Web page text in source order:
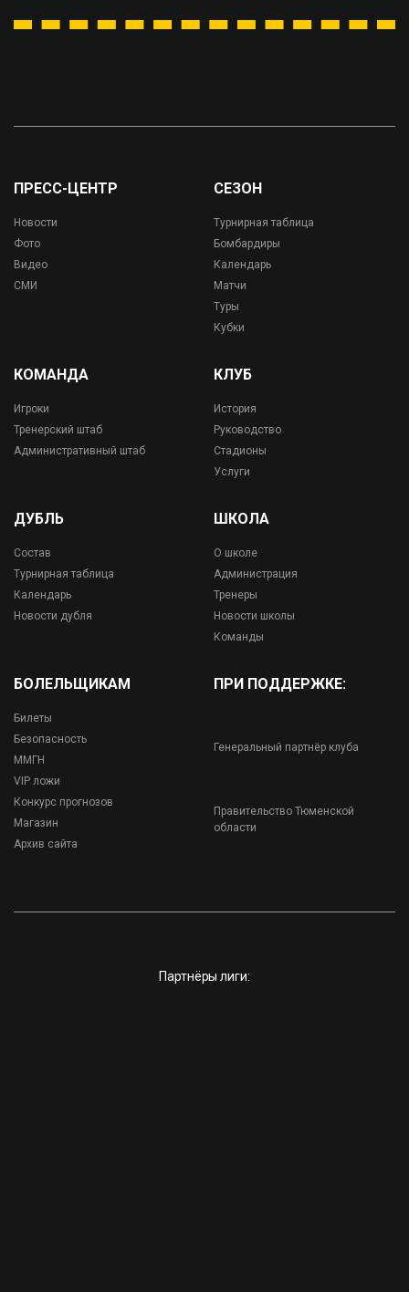
ПРЕСС-ЦЕНТР
Новости
Фото
Видео
СМИ
СЕЗОН
Турнирная таблица
Бомбардиры
Календарь
Матчи
Туры
Кубки
КОМАНДА
Игроки
Тренерский штаб
Административный штаб
КЛУБ
История
Руководство
Стадионы
Услуги
ДУБЛЬ
Состав
Турнирная таблица
Календарь
Новости дубля
ШКОЛА
О школе
Администрация
Тренеры
Новости школы
Команды
БОЛЕЛЬЩИКАМ
Билеты
Безопасность
ММГН
VIP ложи
Конкурс прогнозов
Магазин
Архив сайта
ПРИ ПОДДЕРЖКЕ:
Генеральный партнёр клуба
Правительство Тюменской
области
Партнёры лиги: